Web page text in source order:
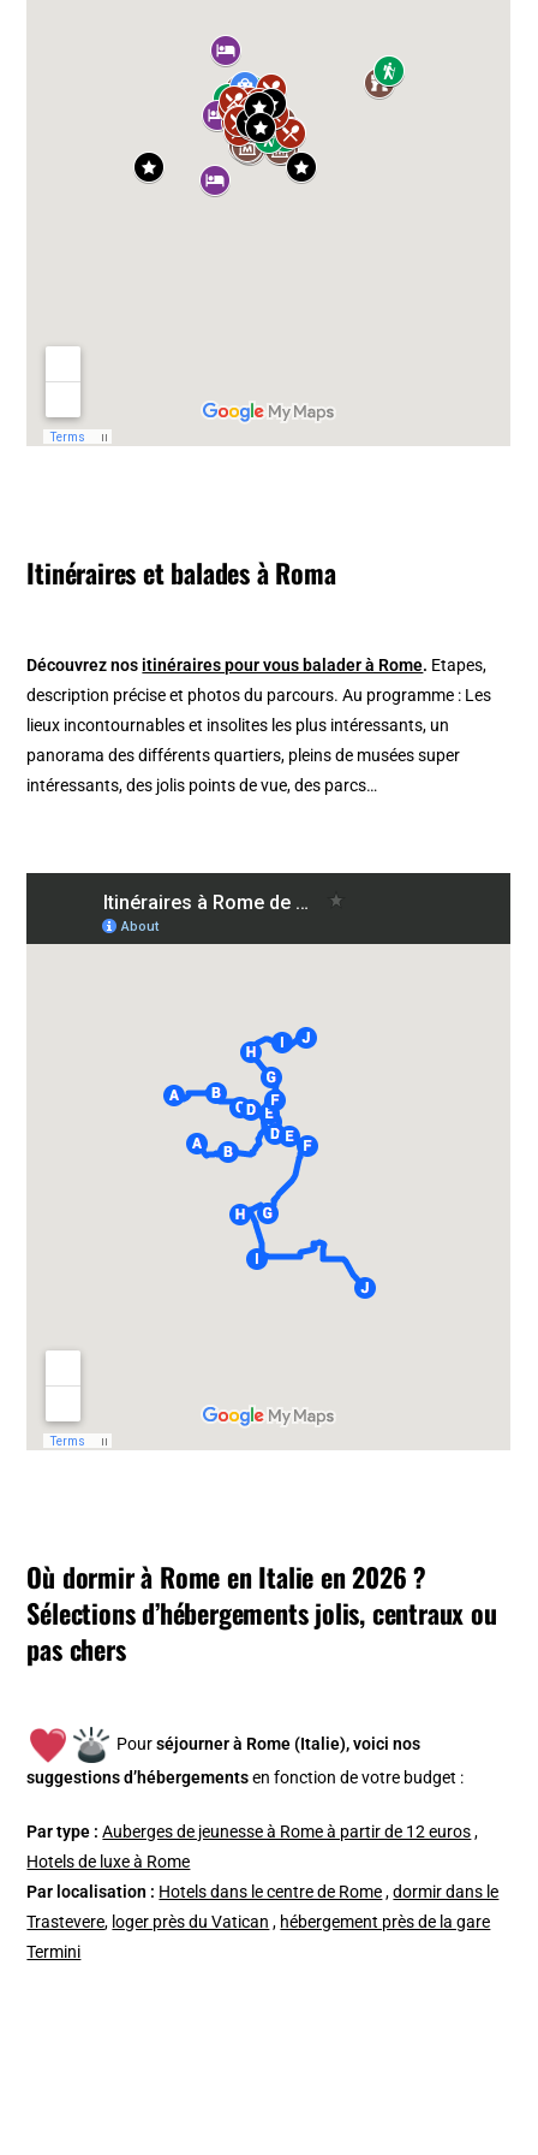
Itinéraires et balades à Roma
Découvrez nos itinéraires pour vous balader à Rome. Etapes,
description précise et photos du parcours. Au programme : Les
lieux incontournables et insolites les plus intéressants, un
panorama des différents quartiers, pleins de musées super
intéressants, des jolis points de vue, des parcs…
Où dormir à Rome en Italie en 2026 ?
Sélections d’hébergements jolis, centraux ou
pas chers
Pourséjourner à Rome (Italie), voici nos
suggestions d’hébergements en fonction de votre budget :
Par type :Auberges de jeunesse à Rome à partir de 12 euros,
Hotels de luxe à Rome
Par localisation : Hotels dans le centre de Rome,dormir dans le
Trastevere, loger près du Vatican , hébergement près de la gare
Termini